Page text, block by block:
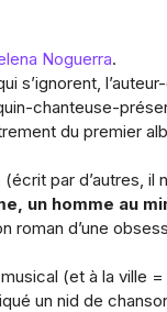
Noguerra.
s’ignorent,
chanteuse-
du premier
(écrit par d’autres, il
un homme au
roman d’une
(et à la ville
un nid de